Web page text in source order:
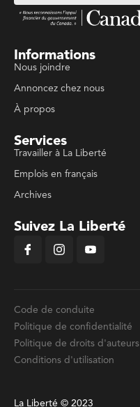
Informations
Nous joindre
Annoncez chez nous
À propos
Services
Travailler à La Liberté
Emplois en français
Archives
Suivez La Liberté
Code de conduite
Politique de confidentialité
Politique de droits d'auteurs
Conditions d'utilisation
La Liberté © 2023